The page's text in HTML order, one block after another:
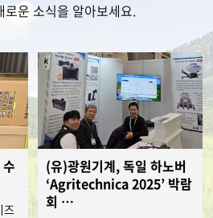
로운 소식을 알아보세요.
즈
(유)광원기계, 독일 하노버
‘Agritechnica 2025’ 박람
회 …